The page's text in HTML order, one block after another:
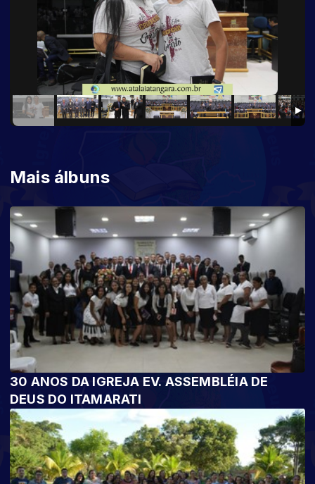
Mais álbuns
30 ANOS DA IGREJA EV. ASSEMBLÉIA DE
DEUS DO ITAMARATI